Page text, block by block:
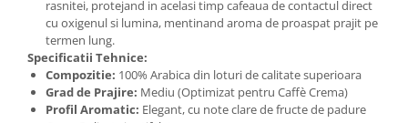
rasnitei, protejand in acelasi timp cafeaua de contactul direct
cu oxigenul si lumina, mentinand aroma de proaspat prajit pe
termen lung.
Specificatii Tehnice:
Compozitie: 100% Arabica din loturi de calitate superioara
Grad de Prajire: Mediu (Optimizat pentru Caffè Crema)
Profil Aromatic: Elegant, cu note clare de fructe de padure